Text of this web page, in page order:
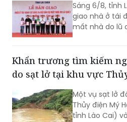
Sáng 6/8, tỉnh
giao nhà ở tái
mất nhà do lũ
Khẩn trương tìm kiếm
do sạt lở tại khu vực
Một vụ sạt lở
Thủy điện Mý
tỉnh Lào Cai)